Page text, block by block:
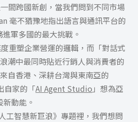
間跨國新創，當我們問到不同市場
毫不猶豫地指出語言與通訊平台的
進軍多國的最大挑戰。
重塑企業營運的邏輯，而「對話式
潮中最同時貼近行銷人與消費者的
自香港、深耕台灣與東南亞的
自家的「AI Agent Studio 」想為亞
動能。
工智慧新巨浪》專題裡，我們想問